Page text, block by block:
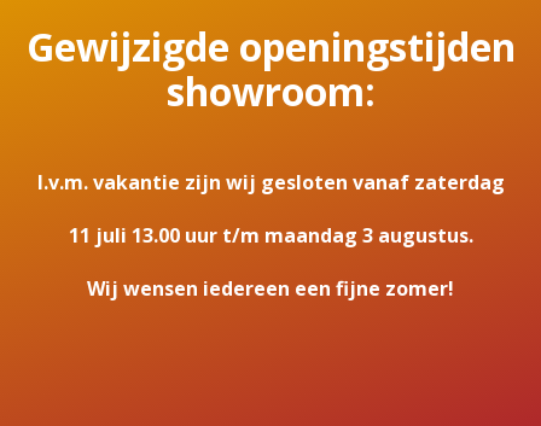
Gewijzigde openingstijden
showroom:
I.v.m. vakantie zijn wij gesloten vanaf zaterdag
11 juli 13.00 uur t/m maandag 3 augustus.
Wij wensen iedereen een fijne zomer!